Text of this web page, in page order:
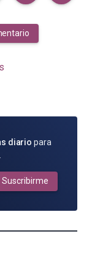
diario para
Suscribirme